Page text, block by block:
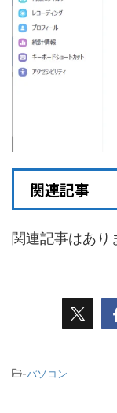
関連記事
関連記事はあり
-パソコン